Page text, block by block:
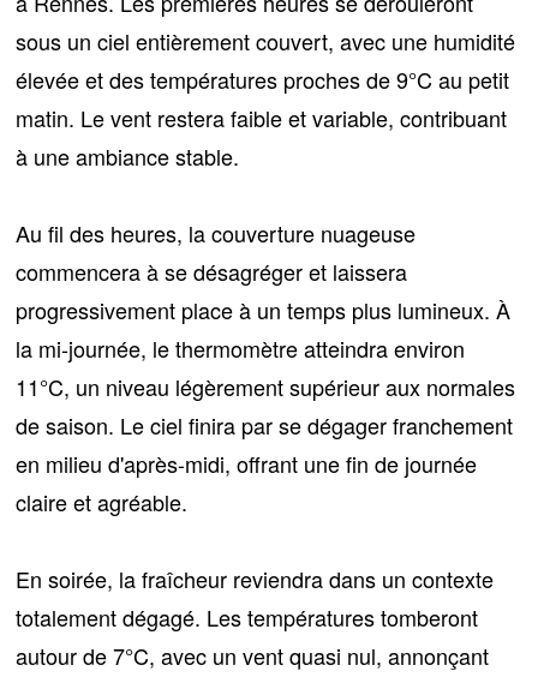
sous un ciel entièrement couvert, avec une humidité
élevée et des températures proches de9°C au petit
matin. Le vent restera faible et variable, contribuant
à une ambiance stable.
Au fil des heures, la couverture nuageuse
commencera à se désagréger et laissera
progressivement place à un temps plus lumineux. À
la mi-journée, le thermomètre atteindra environ
11°C, un niveau légèrement supérieur aux normales
de saison. Le ciel finira par se dégager franchement
en milieu d'après-midi, offrant une fin de journée
claire et agréable.
En soirée, la fraîcheur reviendra dans un contexte
totalement dégagé. Les températures tomberont
autour de7°C, avec un vent quasi nul, annonçant